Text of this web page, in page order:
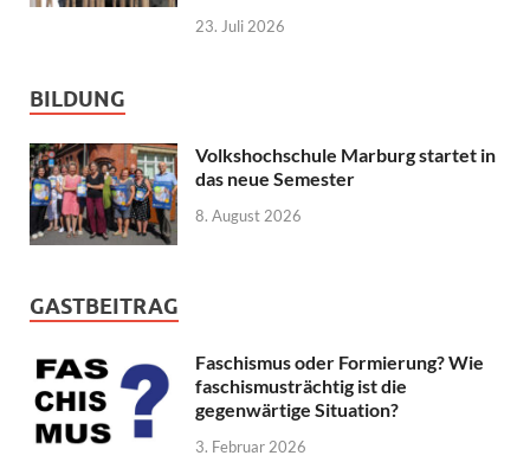
23. Juli 2026
BILDUNG
Volkshochschule Marburg startet in
das neue Semester
8. August 2026
GASTBEITRAG
Faschismus oder Formierung? Wie
faschismusträchtig ist die
gegenwärtige Situation?
3. Februar 2026